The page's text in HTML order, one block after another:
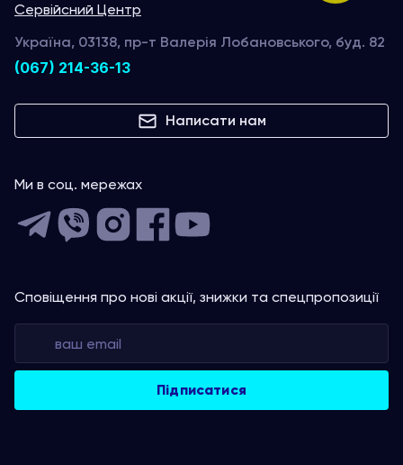
Сервійсний Центр
Україна, 03138, пр-т Валерія Лобановського, буд. 82
(067) 214-36-13
Написати нам
Ми в соц. мережах
Сповіщення про нові акції, знижки та спецпропозиції